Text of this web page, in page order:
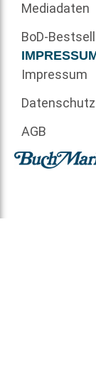
Mediadaten
BoD-
Impressum
Datenschutz
AGB